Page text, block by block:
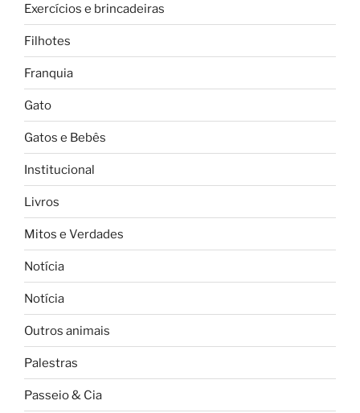
Exercícios e brincadeiras
Filhotes
Franquia
Gato
Gatos e Bebês
Institucional
Livros
Mitos e Verdades
Notícia
Notícia
Outros animais
Palestras
Passeio & Cia